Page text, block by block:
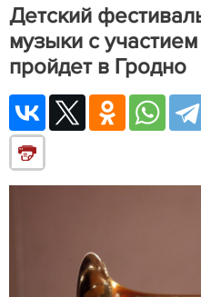
Детский
музыки с участием
пройдет в Гродно